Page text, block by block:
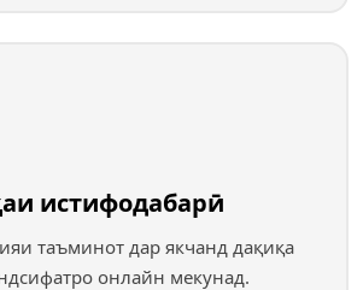
истифодабарӣ
таъминот дар якчанд дақиқа
онлайн мекунад.